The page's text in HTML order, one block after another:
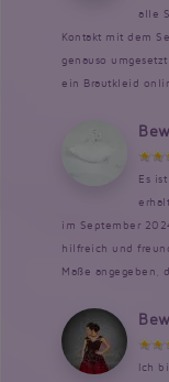
alle
Kontakt mit dem
genauso
ein Brautkleid
Es
im September
hilfreich und
Maße angegeben,
Ich